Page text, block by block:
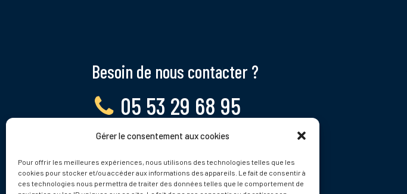
Gérer le consentement aux cookies
Pour offrir les meilleures expériences, nous utilisons des technologies telles que les
cookies pour stocker et/ou accéder aux informations des appareils. Le fait de consentir à
ces technologies nous permettra de traiter des données telles que le comportement de
Besoin de nous contacter ?
05 53 29 68 95
Lundi - Vendredi, 9 - 12h